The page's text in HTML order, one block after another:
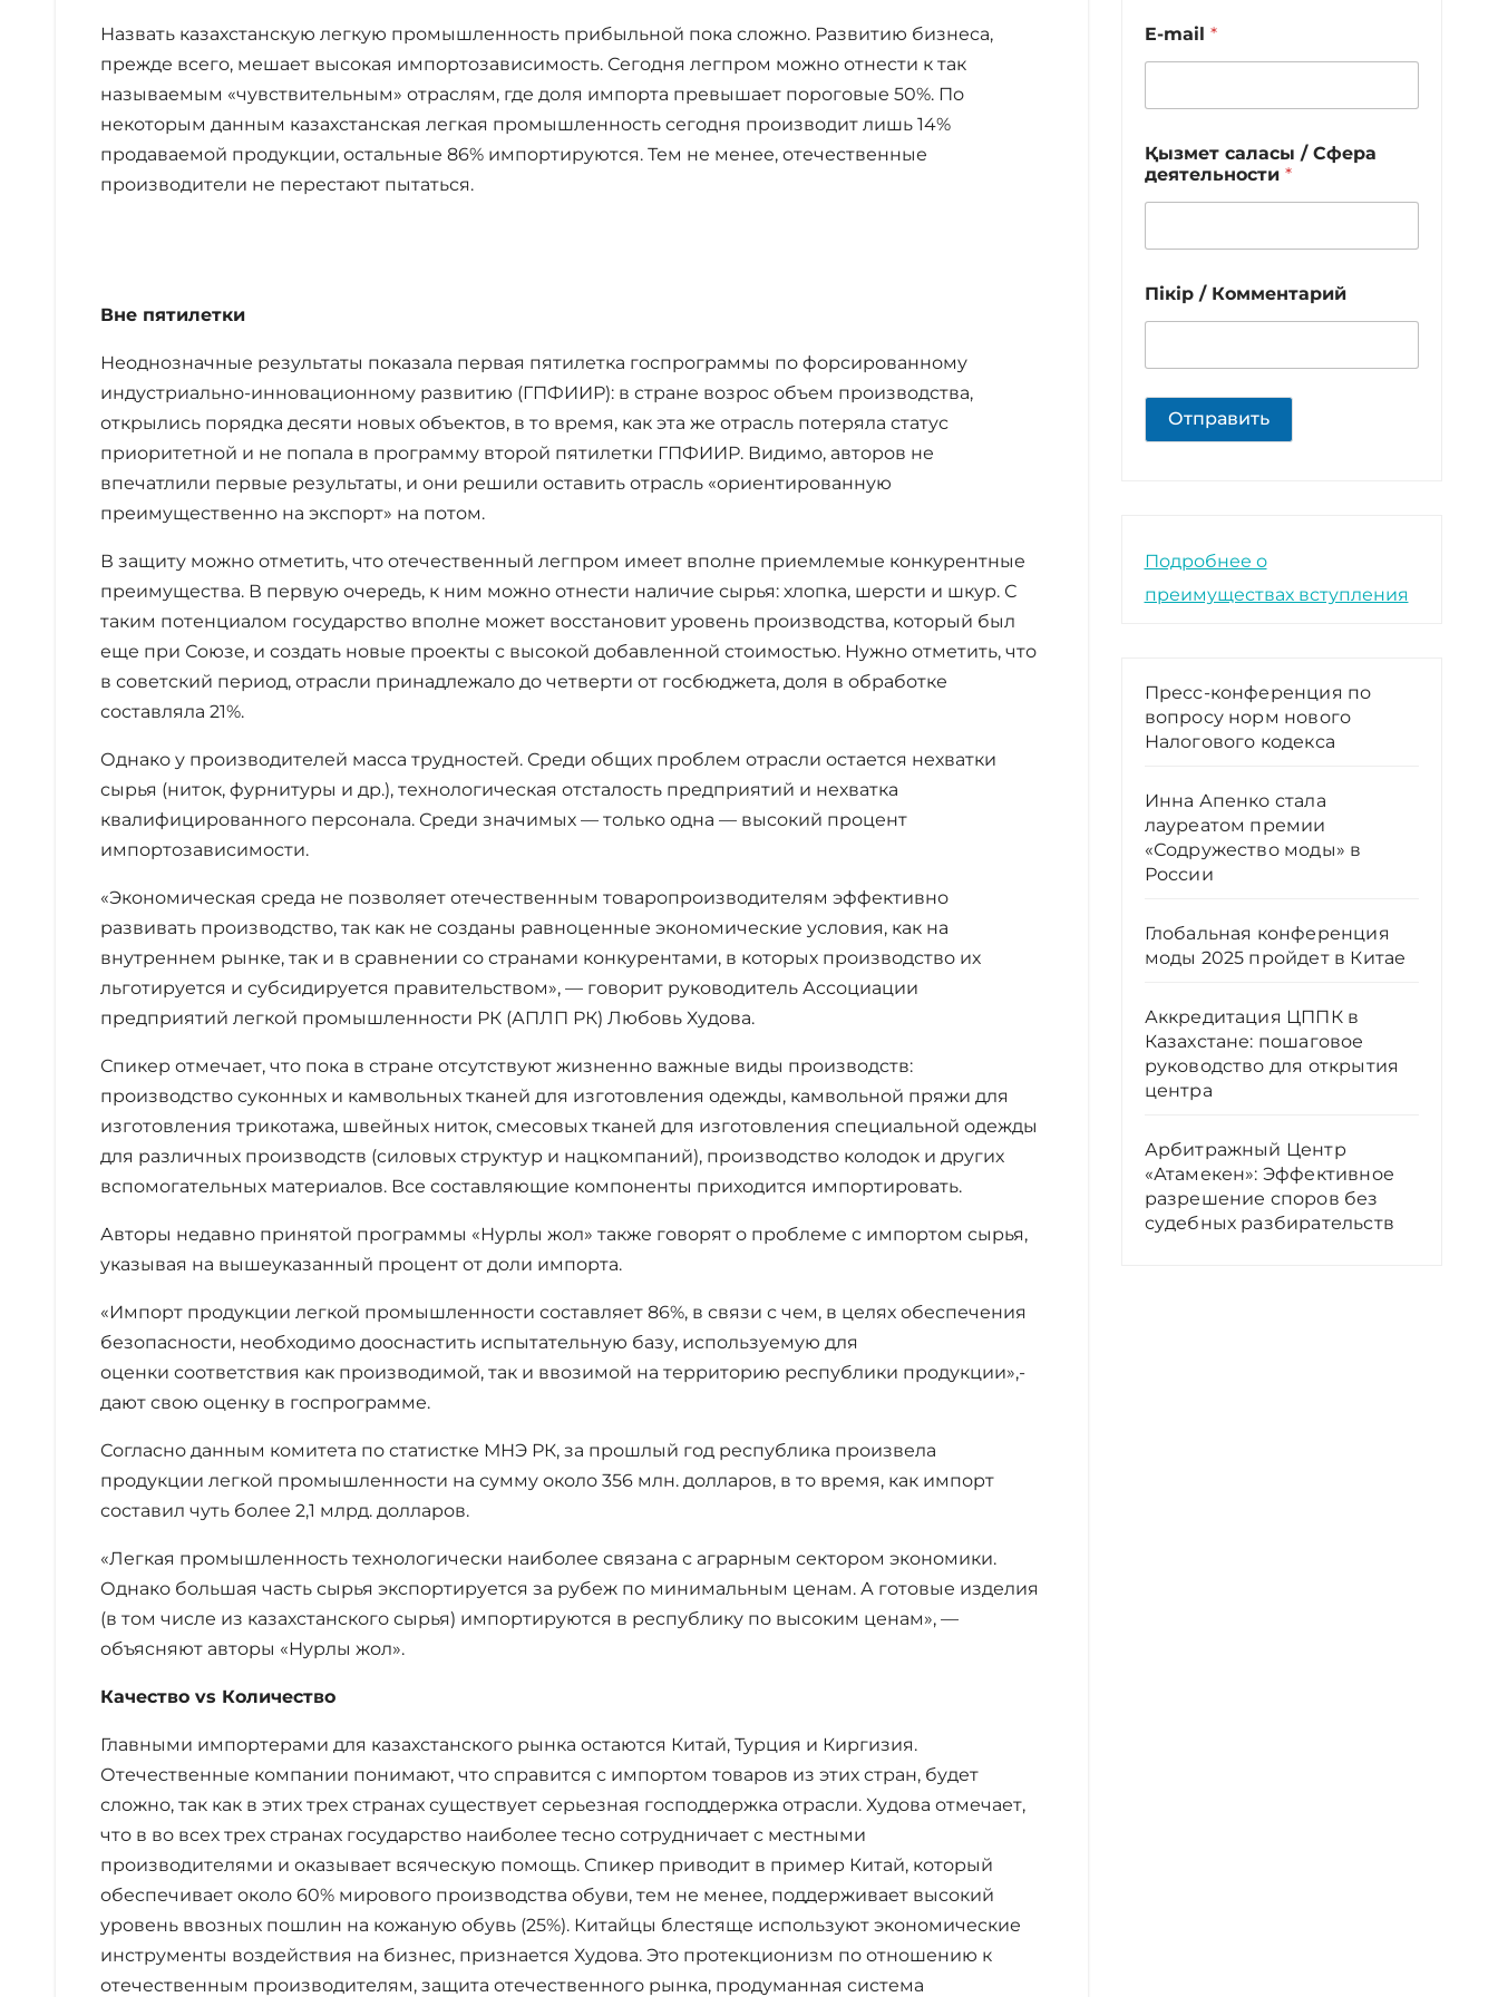
Назвать казахстанскую легкую промышленность прибыльной пока сложно. Развитию бизнеса,
прежде всего, мешает высокая импортозависимость. Сегодня легпром можно отнести к так
называемым «чувствительным» отраслям, где доля импорта превышает пороговые 50%. По
некоторым данным казахстанская легкая промышленность сегодня производит лишь 14%
продаваемой продукции, остальные 86% импортируются. Тем не менее, отечественные
производители не перестают пытаться.
Вне пятилетки
Неоднозначные результаты показала первая пятилетка госпрограммы по форсированному
индустриально-инновационному развитию (ГПФИИР): в стране возрос объем производства,
открылись порядка десяти новых объектов, в то время, как эта же отрасль потеряла статус
приоритетной и не попала в программу второй пятилетки ГПФИИР. Видимо, авторов не
впечатлили первые результаты, и они решили оставить отрасль «ориентированную
преимущественно на экспорт» на потом.
В защиту можно отметить, что отечественный легпром имеет вполне приемлемые конкурентные
преимущества. В первую очередь, к ним можно отнести наличие сырья: хлопка, шерсти и шкур. С
таким потенциалом государство вполне может восстановит уровень производства, который был
еще при Союзе, и создать новые проекты с высокой добавленной стоимостью. Нужно отметить, что
в советский период, отрасли принадлежало до четверти от госбюджета, доля в обработке
составляла 21%.
Однако у производителей масса трудностей. Среди общих проблем отрасли остается нехватки
сырья (ниток, фурнитуры и др.), технологическая отсталость предприятий и нехватка
квалифицированного персонала. Среди значимых — только одна — высокий процент
импортозависимости.
«Экономическая среда не позволяет отечественным товаропроизводителям эффективно
развивать производство, так как не созданы равноценные экономические условия, как на
внутреннем рынке, так и в сравнении со странами конкурентами, в которых производство их
льготируется и субсидируется правительством», — говорит руководитель Ассоциации
предприятий легкой промышленности РК (АПЛП РК) Любовь Худова.
Спикер отмечает, что пока в стране отсутствуют жизненно важные виды производств:
производство суконных и камвольных тканей для изготовления одежды, камвольной пряжи для
изготовления трикотажа, швейных ниток, смесовых тканей для изготовления специальной одежды
для различных производств (силовых структур и нацкомпаний), производство колодок и других
вспомогательных материалов. Все составляющие компоненты приходится импортировать.
Авторы недавно принятой программы «Нурлы жол» также говорят о проблеме с импортом сырья,
указывая на вышеуказанный процент от доли импорта.
«Импорт продукции легкой промышленности составляет 86%, в связи с чем, в целях обеспечения
безопасности, необходимо дооснастить испытательную базу, используемую для
оценки соответствия как производимой, так и ввозимой на территорию республики продукции»,-
дают свою оценку в госпрограмме.
Согласно данным комитета по статистке МНЭ РК, за прошлый год республика произвела
продукции легкой промышленности на сумму около 356 млн. долларов, в то время, как импорт
составил чуть более 2,1 млрд. долларов.
«Легкая промышленность технологически наиболее связана с аграрным сектором экономики.
Однако большая часть сырья экспортируется за рубеж по минимальным ценам. А готовые изделия
(в том числе из казахстанского сырья) импортируются в республику по высоким ценам», —
объясняют авторы «Нурлы жол».
Качество vs Количество
Главными импортерами для казахстанского рынка остаются Китай, Турция и Киргизия.
Отечественные компании понимают, что справится с импортом товаров из этих стран, будет
сложно, так как в этих трех странах существует серьезная господдержка отрасли. Худова отмечает,
что в во всех трех странах государство наиболее тесно сотрудничает с местными
производителями и оказывает всяческую помощь. Спикер приводит в пример Китай, который
обеспечивает около 60% мирового производства обуви, тем не менее, поддерживает высокий
уровень ввозных пошлин на кожаную обувь (25%). Китайцы блестяще используют экономические
инструменты воздействия на бизнес, признается Худова. Это протекционизм по отношению к
отечественным производителям, защита отечественного рынка, продуманная система
E-mail *
Қызмет саласы / Сфера
деятельности *
Пікір / Комментарий
Отправить
Подробнее о
преимуществах вступления
Пресс-конференция по
вопросу норм нового
Налогового кодекса
Инна Апенко стала
лауреатом премии
«Содружество моды» в
России
Глобальная конференция
моды 2025 пройдет в Китае
Аккредитация ЦППК в
Казахстане: пошаговое
руководство для открытия
центра
Арбитражный Центр
«Атамекен»: Эффективное
разрешение споров без
судебных разбирательств